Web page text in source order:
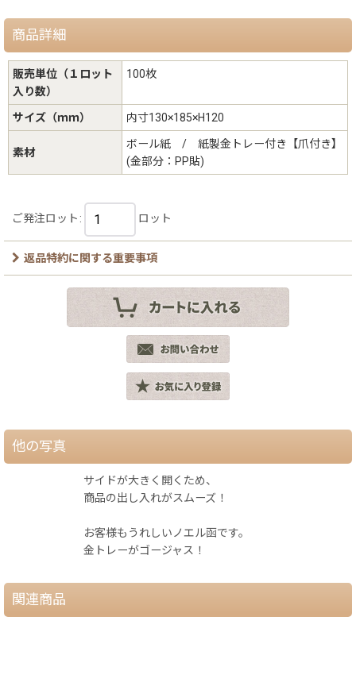
商品詳細
販売単位（１ロット
入り数）
100枚
サイズ（ｍｍ） 内寸130×185×H120
素材
ボール紙 / 紙製金トレー付き【爪付き】
(金部分：PP貼)
ご発注ロット : ロット
返品特約に関する重要事項
他の写真
サイドが大きく開くため、
商品の出し入れがスムーズ！
お客様もうれしいノエル函です。
金トレーがゴージャス！
関連商品